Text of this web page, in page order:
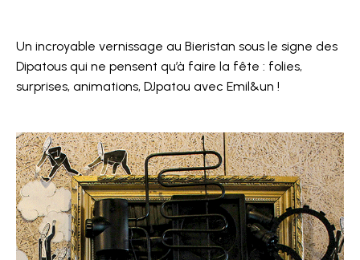
Un incroyable vernissage au Bieristan sous le signe des
Dipatous qui ne pensent qu’à faire la fête : folies,
surprises, animations, DJpatou avec Emil&un !